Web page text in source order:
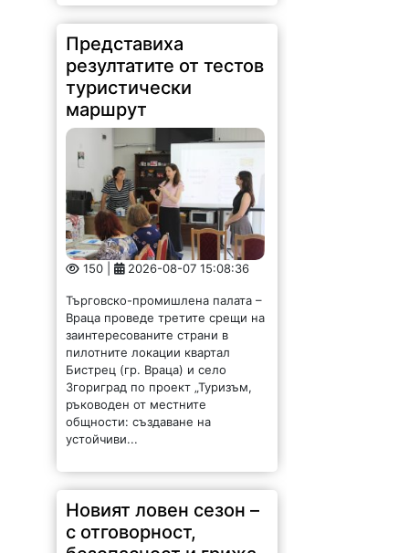
Представиха
резултатите от тестов
туристически
маршрут
150 | 2026-08-07 15:08:36
Търговско-промишлена палата –
Враца проведе третите срещи на
заинтересованите страни в
пилотните локации квартал
Бистрец (гр. Враца) и село
Згориград по проект „Туризъм,
ръководен от местните
общности: създаване на
устойчиви...
Новият ловен сезон –
с отговорност,